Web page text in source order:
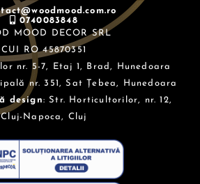
0740083848
MOOD DECOR SRL
CUI RO 45870351
nr. 5-7, Etaj 1, Brad, Hunedoara
nr. 351, Sat Țebea, Hunedoara
design: Str. Horticultorilor, nr. 12,
Cluj-Napoca, Cluj